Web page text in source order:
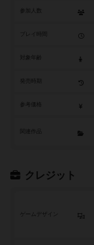
参加人数
参考価格
関連作品
クレジット
ゲームデザイン